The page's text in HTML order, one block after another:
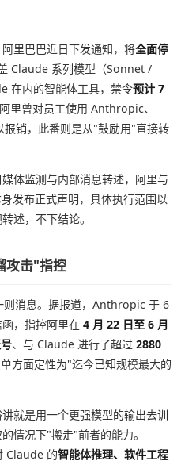
里巴巴近日下发通知，将全面停
Claude 系列模型（Sonnet /
在内的智能体工具，禁令预计 7
里曾对员工使用 Anthropic、
销，此番则是从"鼓励用"直接转
体监测与内部消息转述，阿里与
发布正式声明，具体执行范围以
述，不下结论。
攻击"指控
则消息。据报道，Anthropic 于 6
，指控阿里在 4 月 22 日至 6 月
、与 Claude 进行了超过 2880
方面定性为"迄今已知规模最大的
就是用一个更强模型的输出去训
情况下"搬走"前者的能力。
Claude 的智能体推理、软件工程